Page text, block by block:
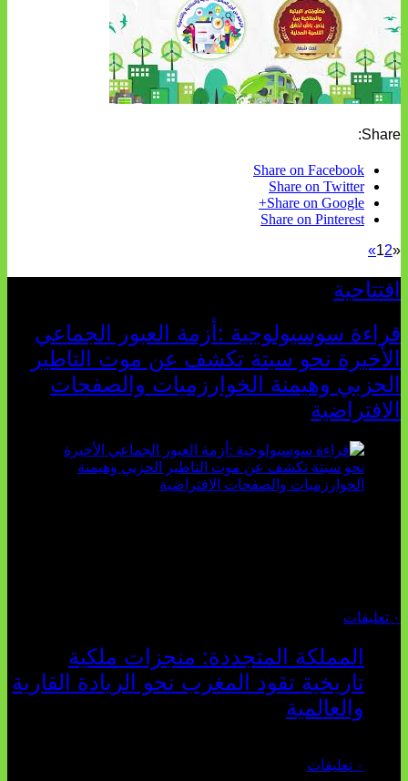
Share:
Share on Facebook
Share on Twitter
Share on Google+
Share on Pinterest
«
12
»
افتتاحية
قراءة سوسيولوجية :أزمة العبور الجماعي
الأخيرة نحو سبتة تكشف عن موت التاطير
الحزبي وهيمنة الخوارزميات والصفحات
الافتراضية
٠ تعليقات
المملكة المتجددة: منجزات ملكية
تاريخية تقود المغرب نحو الريادة القارية
والعالمية
٠ تعليقات